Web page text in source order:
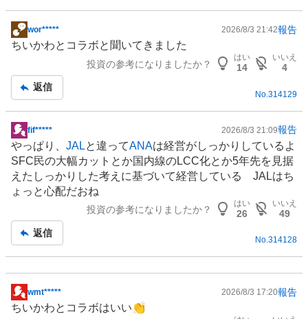
掲
示
事
wor***** 2026/8/3 21:42報告
ちいかわとコラボと聞いてきました
投資の参考になりましたか？
はい
14
いいえ
4
返信
No.314129
掲
示
板
記
事
fif***** 2026/8/3 21:09報告
やっぱり、 JALと違ってANAは経営がしっかりしているよ
SFC民の大幅カットとか国内線のLCC化とか5年先を見据
えたしっかりした考えに基づいて経営している JALはち
ょっと心配だおね
投資の参考になりましたか？
はい
26
いいえ
49
返信
No.314128
掲
示
wmt***** 2026/8/3 17:20報告
ちいかわとコラボはいい👏